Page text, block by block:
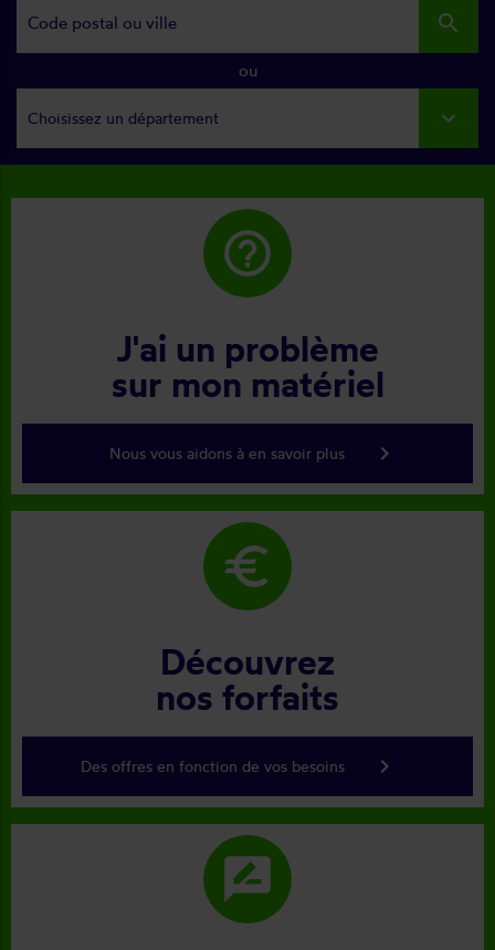
search
ou
Choisissez un département
help_outline
J'ai un problème
sur mon matériel
Nous vous aidons à en savoir plus keyboard_arrow_right
euro
Découvrez
nos forfaits
Des offres en fonction de vos besoins keyboard_arrow_right
rate_review